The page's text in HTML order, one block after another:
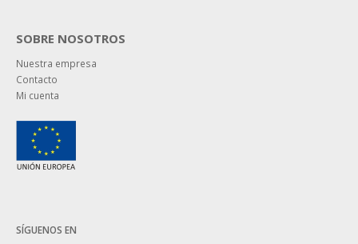
SOBRE NOSOTROS
Nuestra empresa
Contacto
Mi cuenta
SÍGUENOS EN